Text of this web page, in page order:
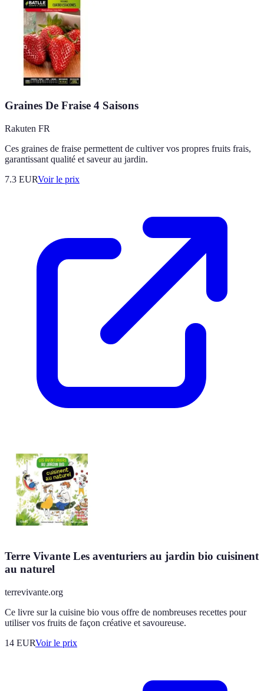
Graines De Fraise 4 Saisons
Rakuten FR
Ces graines de fraise permettent de cultiver vos propres fruits frais,
garantissant qualité et saveur au jardin.
7.3 EURVoir le prix
Terre Vivante Les aventuriers au jardin bio cuisinent
au naturel
terrevivante.org
Ce livre sur la cuisine bio vous offre de nombreuses recettes pour
utiliser vos fruits de façon créative et savoureuse.
14 EURVoir le prix